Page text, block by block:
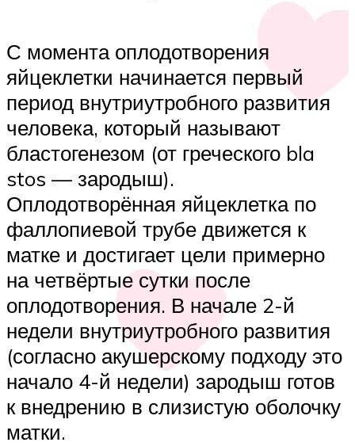
С момента оплодотворения
яйцеклетки начинается первый
период внутриутробного развития
человека, который называют
бластогенезом (от греческого bla
stos — зародыш).
Оплодотворённая яйцеклетка по
фаллопиевой трубе движется к
матке и достигает цели примерно
на четвёртые сутки после
оплодотворения. В начале 2-й
недели внутриутробного развития
(согласно акушерскому подходу это
начало 4-й недели) зародыш готов
к внедрению в слизистую оболочку
матки.